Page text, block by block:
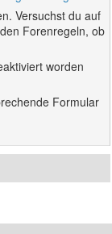
Versuchst du auf
Forenregeln, ob
worden
Formular